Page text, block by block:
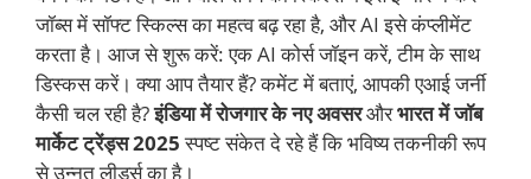
जॉब्स में सॉफ्ट स्किल्स का महत्व बढ़ रहा है, और AI इसे कंप्लीमेंट
करता है। आज से शुरू करें: एक AI कोर्स जॉइन करें, टीम के साथ
डिस्कस करें। क्या आप तैयार हैं? कमेंट में बताएं, आपकी एआई जर्नी
कैसी चल रही है?इंडिया में रोजगार के नए अवसरऔरभारत में जॉब
मार्केट ट्रेंड्स 2025स्पष्ट संकेत दे रहे हैं कि भविष्य तकनीकी रूप
से उन्नत लीडर्स का है।